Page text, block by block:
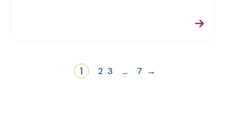
1 2 3 … 7 →